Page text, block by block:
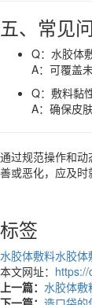
五、常见
Q：水胶体
A：可覆盖
Q：敷料黏
A：确保皮
通过规范操作和
善或恶化，应及时
标签
水胶体敷料水胶体
本文网址：
上一篇： 水胶体敷